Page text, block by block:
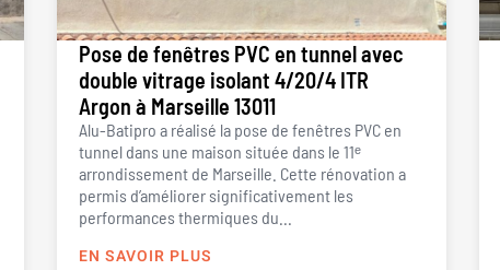
Pose de fenêtres PVC en tunnel avec
double vitrage isolant 4/20/4 ITR
Argon à Marseille 13011
Alu-Batipro a réalisé la pose de fenêtres PVC en
tunnel dans une maison située dans le 11ᵉ
arrondissement de Marseille. Cette rénovation a
permis d’améliorer significativement les
performances thermiques du...
EN SAVOIR PLUS